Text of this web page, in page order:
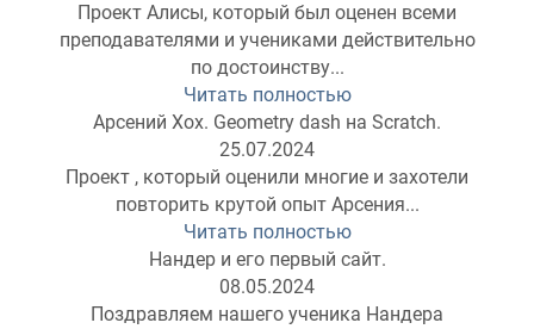
Проект Алисы, который был оценен всеми
преподавателями и учениками действительно
по достоинству...
Читать полностью
Арсений Хох. Geometry dash на Scratch.
25.07.2024
Проект , который оценили многие и захотели
повторить крутой опыт Арсения...
Читать полностью
Нандер и его первый сайт.
08.05.2024
Поздравляем нашего ученика Нандера